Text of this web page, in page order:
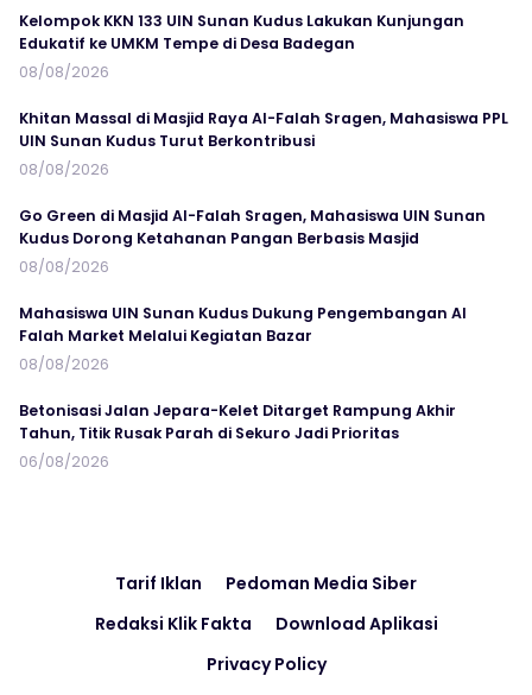
Kelompok KKN 133 UIN Sunan Kudus Lakukan Kunjungan
Edukatif ke UMKM Tempe di Desa Badegan
08/08/2026
Khitan Massal di Masjid Raya Al-Falah Sragen, Mahasiswa PPL
UIN Sunan Kudus Turut Berkontribusi
08/08/2026
Go Green di Masjid Al-Falah Sragen, Mahasiswa UIN Sunan
Kudus Dorong Ketahanan Pangan Berbasis Masjid
08/08/2026
Mahasiswa UIN Sunan Kudus Dukung Pengembangan Al
Falah Market Melalui Kegiatan Bazar
08/08/2026
Betonisasi Jalan Jepara-Kelet Ditarget Rampung Akhir
Tahun, Titik Rusak Parah di Sekuro Jadi Prioritas
06/08/2026
Tarif Iklan
Pedoman Media Siber
Redaksi Klik Fakta
Download Aplikasi
Privacy Policy